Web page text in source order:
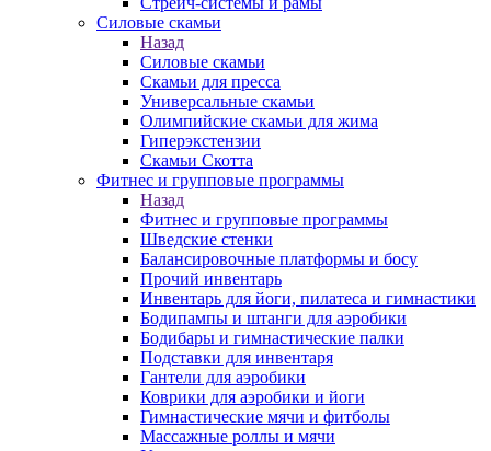
Силовые скамьи
Назад
Силовые скамьи
Скамьи для пресса
Универсальные скамьи
Олимпийские скамьи для жима
Гиперэкстензии
Скамьи Скотта
Фитнес и групповые программы
Назад
Фитнес и групповые программы
Шведские стенки
Балансировочные платформы и босу
Прочий инвентарь
Инвентарь для йоги, пилатеса и гимнастики
Бодипампы и штанги для аэробики
Бодибары и гимнастические палки
Подставки для инвентаря
Гантели для аэробики
Коврики для аэробики и йоги
Гимнастические мячи и фитболы
Массажные роллы и мячи